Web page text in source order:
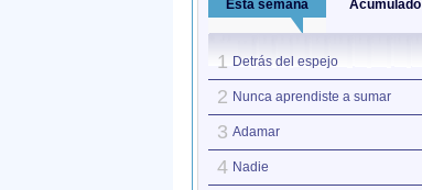
Esta semana Acumulado
1 Detrás del espejo
2 Nunca aprendiste a sumar
3 Adamar
4 Nadie